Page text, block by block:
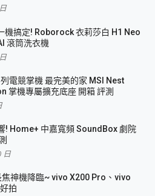
機搞定! Roborock 衣莉莎白 H1 Neo
滾筒洗衣機
電競掌機 最完美的家 MSI Nest
掌機專屬擴充底座 開箱 評測
! Home+ 中嘉寬頻 SoundBox 劇院
日
焦神機降臨~ vivo X200 Pro、vivo
拍